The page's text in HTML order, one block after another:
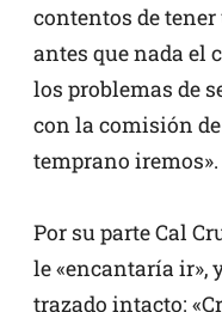
contentos de
antes que nada el
los problemas de
con la comisión de
temprano iremos».
Por su parte Cal
le «encantaría ir»,
trazado intacto: